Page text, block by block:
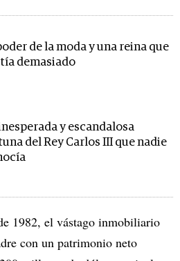
de la moda y una reina que
demasiado
y escandalosa
del Rey Carlos III que nadie
1982, el vástago inmobiliario
con un patrimonio neto